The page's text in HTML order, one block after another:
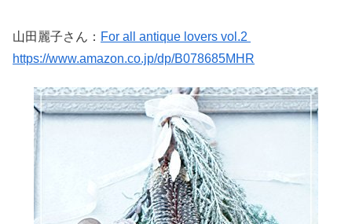
山田麗子さん： For all antique lovers vol.2
https://www.amazon.co.jp/dp/B078685MHR